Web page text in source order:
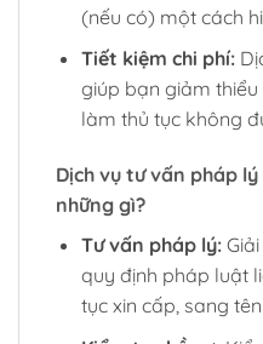
(nếu có) một cách
Tiết kiệm chi phí:
giúp bạn giảm thiểu
làm thủ tục không
Dịch vụ tư vấn pháp
những gì?
Tư vấn pháp lý:Giải
quy định pháp luật
tục xin cấp, sang